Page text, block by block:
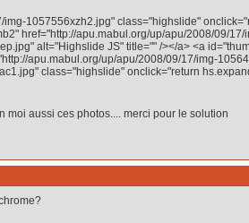
1057556xzh2.jpg" class="highslide"
href="http://apu.mabul.org/up/apu/2008/09/
alt="Highslide JS" title="" /></a> <a
apu.mabul.org/up/apu/2008/09/17/img-
class="highslide" onclick="return
moi aussi ces photos.... merci pour le solution